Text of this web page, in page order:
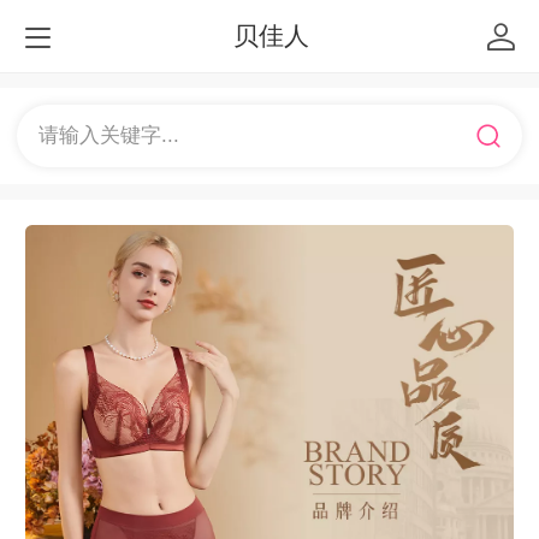
贝佳人
请输入关键字...